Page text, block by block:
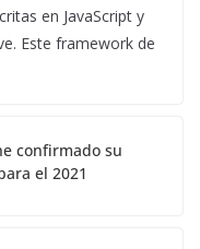
en JavaScript y
Este framework de
confirmado su
el 2021